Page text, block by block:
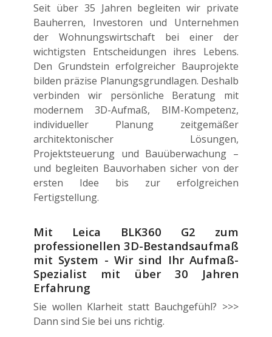
Seit über 35 Jahren begleiten wir private
Bauherren, Investoren und Unternehmen
der Wohnungswirtschaft bei einer der
wichtigsten Entscheidungen ihres Lebens.
Den Grundstein erfolgreicher Bauprojekte
bilden präzise Planungsgrundlagen. Deshalb
verbinden wir persönliche Beratung mit
modernem 3D-Aufmaß, BIM-Kompetenz,
individueller Planung zeitgemäßer
architektonischer Lösungen,
Projektsteuerung und Bauüberwachung –
und begleiten Bauvorhaben sicher von der
ersten Idee bis zur erfolgreichen
Fertigstellung.
Mit Leica BLK360 G2 zum
professionellen 3D-Bestandsaufmaß
mit System - Wir sind Ihr Aufmaß-
Spezialist mit über 30 Jahren
Erfahrung
Sie wollen Klarheit statt Bauchgefühl? >>>
Dann sind Sie bei uns richtig.